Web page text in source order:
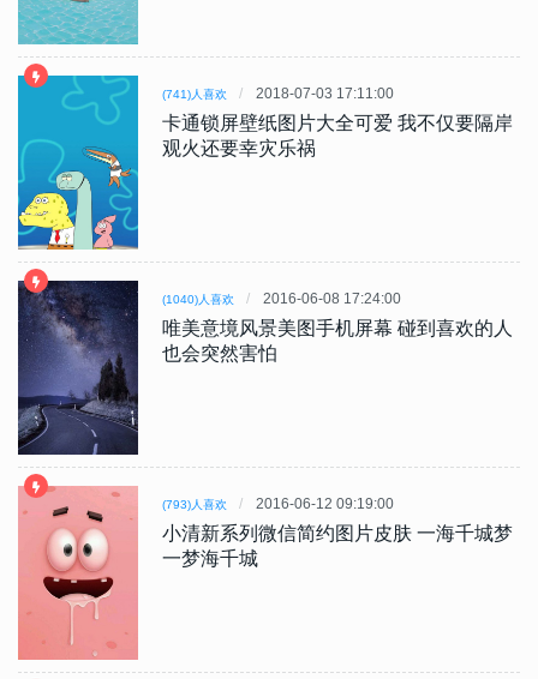
(741)人喜欢 2018-07-03 17:11:00
卡通锁屏壁纸图片大全可爱 我不仅要隔岸
观火还要幸灾乐祸
(1040)人喜欢 2016-06-08 17:24:00
唯美意境风景美图手机屏幕 碰到喜欢的人
也会突然害怕
(793)人喜欢 2016-06-12 09:19:00
小清新系列微信简约图片皮肤 一海千城梦
一梦海千城